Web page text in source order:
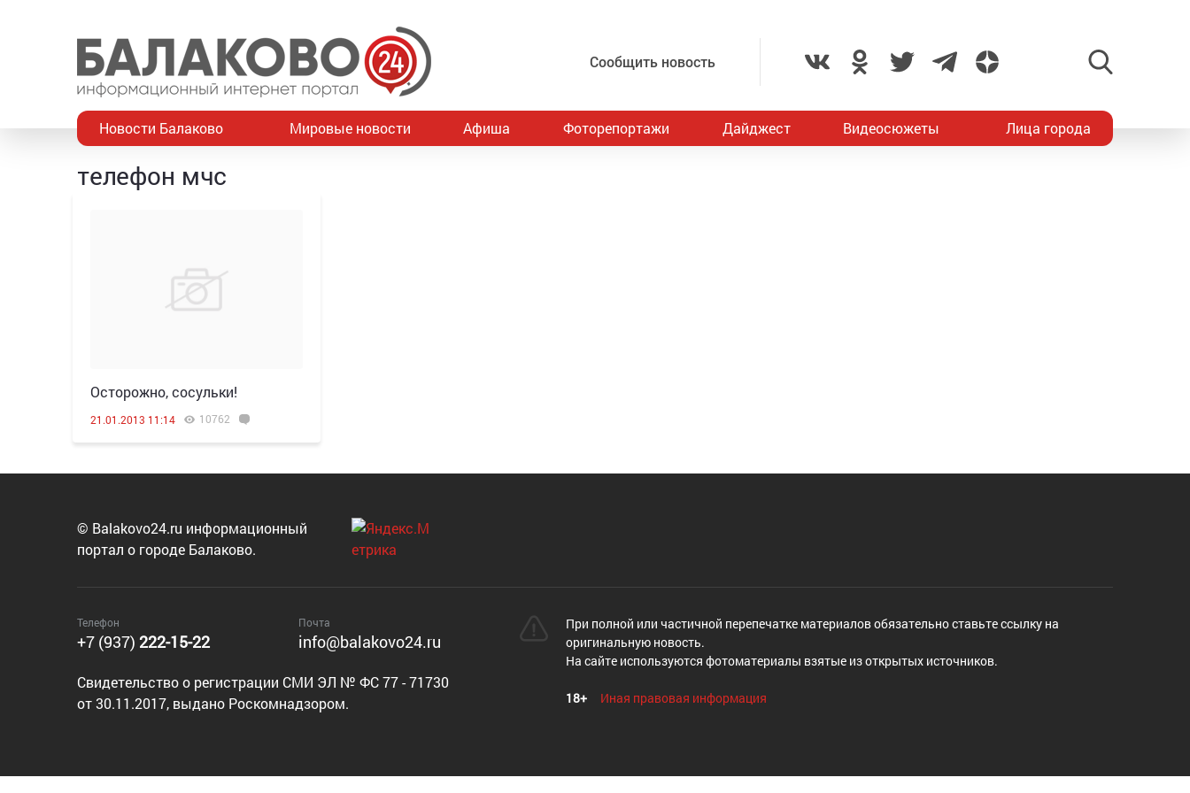
Сообщить новость
Новости Балаково Мировые новости Афиша Фоторепортажи Дайджест Видеосюжеты Лица города
телефон мчс
Осторожно, сосульки!
21.01.2013 11:14 10762
© Balakovo24.ru информационный
портал о городе Балаково.
Телефон
+7 (937) 222-15-22
Почта
info@balakovo24.ru
Cвидетельство о регистрации СМИ ЭЛ № ФС 77 - 71730
от 30.11.2017, выдано Роскомнадзором.
При полной или частичной перепечатке материалов обязательно ставьте ссылку на
оригинальную новость.
На сайте используются фотоматериалы взятые из открытых источников.
18+ Иная правовая информация